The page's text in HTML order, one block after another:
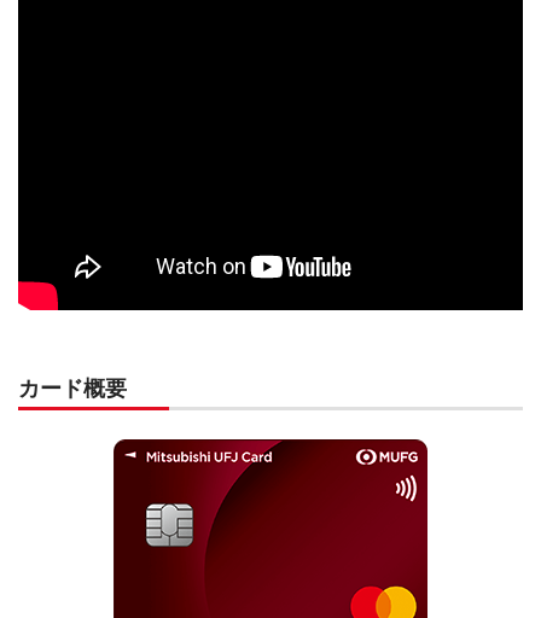
カード概要